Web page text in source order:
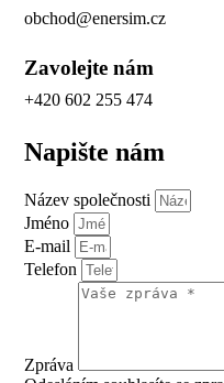
obchod@enersim.cz
Zavolejte nám
+420 602 255 474
Napište nám
Název společnosti
Jméno
E-mail
Telefon
Zpráva